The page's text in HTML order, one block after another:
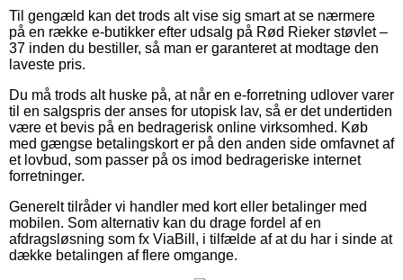
Til gengæld kan det trods alt vise sig smart at se nærmere
på en række e-butikker efter udsalg på Rød Rieker støvlet –
37 inden du bestiller, så man er garanteret at modtage den
laveste pris.
Du må trods alt huske på, at når en e-forretning udlover varer
til en salgspris der anses for utopisk lav, så er det undertiden
være et bevis på en bedragerisk online virksomhed. Køb
med gængse betalingskort er på den anden side omfavnet af
et lovbud, som passer på os imod bedrageriske internet
forretninger.
Generelt tilråder vi handler med kort eller betalinger med
mobilen. Som alternativ kan du drage fordel af en
afdragsløsning som fx ViaBill, i tilfælde af at du har i sinde at
dække betalingen af flere omgange.